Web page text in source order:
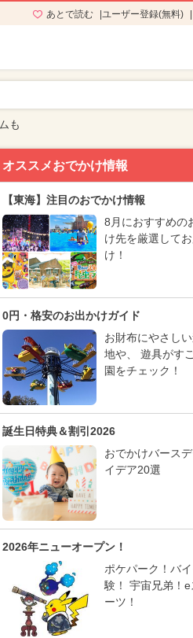
あとで読む ユーザー登録(無料)
も
オススメおでかけ情報
【東海】注目のおでかけ情報
8月におすすめの
け先を厳選して
け！
0円・格安のお出かけガイド
お財布にやさし
地や、 遊具がす
園をチェック！
誕生日特典＆割引2026
おでかけバース
イデア20選
2026年ニューオープン！
ポケパーク！バ
験！ 宇宙兄弟！e
ーツ！